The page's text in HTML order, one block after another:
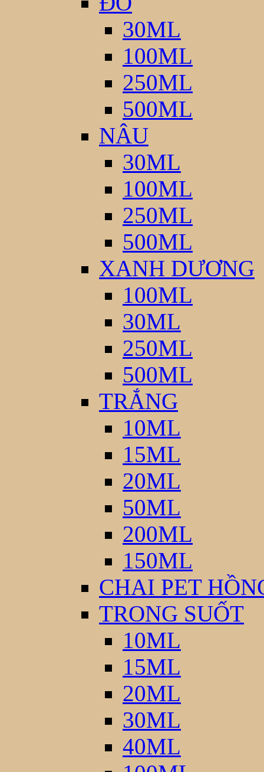
30ML
100ML
250ML
500ML
NÂU
30ML
100ML
250ML
500ML
XANH DƯƠNG
100ML
30ML
250ML
500ML
TRẮNG
10ML
15ML
20ML
50ML
200ML
150ML
CHAI PET
TRONG SUỐT
10ML
15ML
20ML
30ML
40ML